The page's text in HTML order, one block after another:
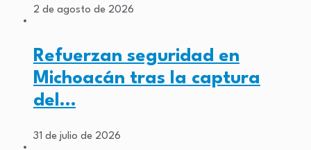
2 de agosto de 2026
Refuerzan seguridad en
Michoacán tras la captura
del…
31 de julio de 2026